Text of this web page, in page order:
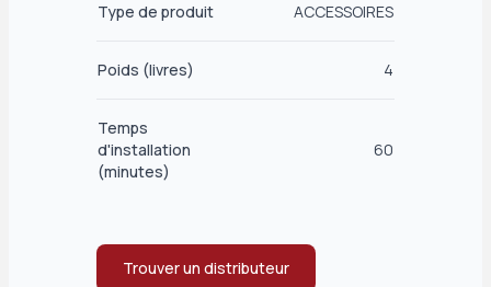
Type de produit ACCESSOIRES
Poids (livres) 4
Temps
d'installation
(minutes)
60
Trouver un distributeur